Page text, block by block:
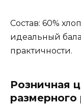
Состав: 60%
идеальный
практичности.
Розничная
размерного